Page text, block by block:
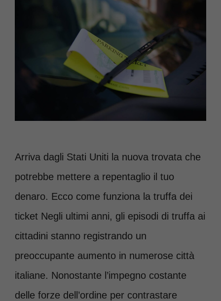
Arriva dagli Stati Uniti la nuova trovata che
potrebbe mettere a repentaglio il tuo
denaro. Ecco come funziona la truffa dei
ticket Negli ultimi anni, gli episodi di truffa ai
cittadini stanno registrando un
preoccupante aumento in numerose città
italiane. Nonostante l’impegno costante
delle forze dell’ordine per contrastare